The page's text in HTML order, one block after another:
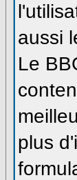
aussi
Le
plus